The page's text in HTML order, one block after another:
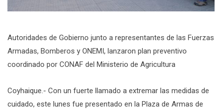
Autoridades de Gobierno junto a representantes de las Fuerzas
Armadas, Bomberos y ONEMI, lanzaron plan preventivo
coordinado por CONAF del Ministerio de Agricultura
Coyhaique.- Con un fuerte llamado a extremar las medidas de
cuidado, este lunes fue presentado en la Plaza de Armas de